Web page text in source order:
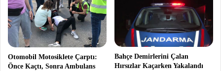
Otomobil Motosiklete Çarptı:
Önce Kaçtı, Sonra Ambulans
Bahçe Demirlerini Çalan
Hırsızlar Kaçarken Yakalandı